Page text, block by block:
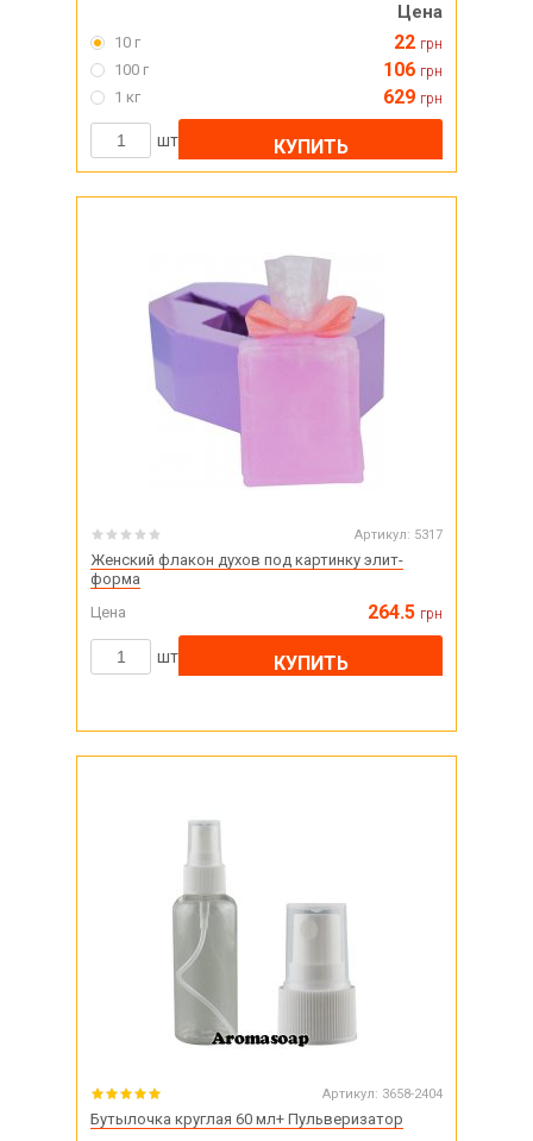
Цена
10 г 22 грн
100 г 106 грн
1 кг 629 грн
шт КУПИТЬ
Артикул: 5317
Женский флакон духов под картинку элит-
форма
Цена
264.5 грн
шт КУПИТЬ
Артикул: 3658-2404
Бутылочка круглая 60 мл+ Пульверизатор